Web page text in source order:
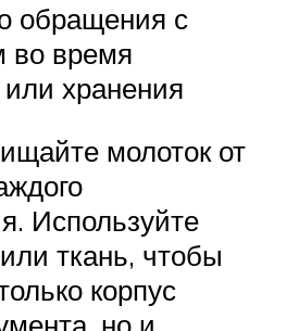
обращения с
во время
хранения
молоток от
Используйте
ткань, чтобы
корпус